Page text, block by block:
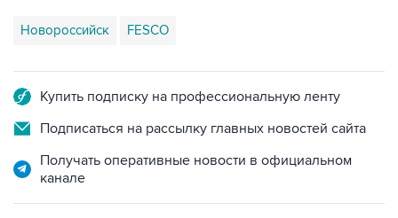
Новороссийск FESCO
Купить подписку на профессиональную ленту
Подписаться на рассылку главных новостей сайта
Получать оперативные новости в официальном
канале